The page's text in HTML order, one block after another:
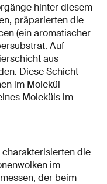
hinter diesem
präparierten die
(ein aromatischer
Auf
aus
Diese Schicht
im Molekül
Moleküls im
die
im
der beim